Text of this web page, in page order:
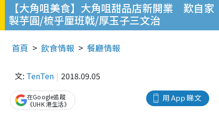
【大角咀美食】大角咀甜品店新開業 歎自家
製芋圓/梳乎厘班戟/厚玉子三文治
首頁 飲食情報 餐廳情報
文: TenTen 2018.09.05
用 App 睇文
在Google追蹤
《UHK 港生活》